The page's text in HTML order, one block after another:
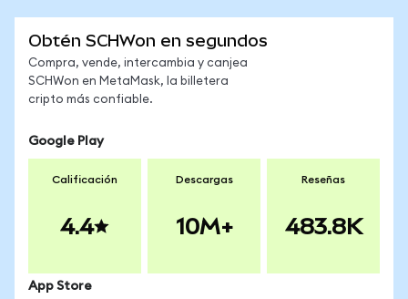
Obtén SCHWon en segundos
Compra, vende, intercambia y canjea
SCHWon en MetaMask, la billetera
cripto más confiable.
Google Play
Calificación
4.4
Descargas
10M+
Reseñas
483.8K
App Store